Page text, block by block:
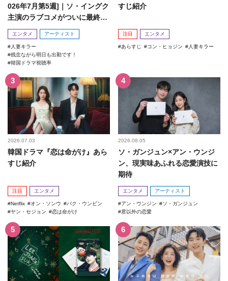
026年7月第5週]｜ソ・イングク
主演のラブコメがついに最終
回！
エンタメ アーティスト
人妻キラー
残念ながら明日も出勤です！
韓国ドラマ視聴率
すじ紹介
注目 エンタメ
あらすじ コン・ヒョジン 人妻キラー
2026.07.03
韓国ドラマ『恋は命がけ』あら
すじ紹介
注目 エンタメ
Netflix オン・ソンウ
パク・ウンビン
ヤン・セジョン
恋は命がけ
2026.08.05
ソ・ガンジュン×アン・ウンジ
ン、現実味あふれる恋愛演技に
期待
エンタメ アーティスト
アン・ウンジン
ソ・ガンジュン
君以外の恋愛